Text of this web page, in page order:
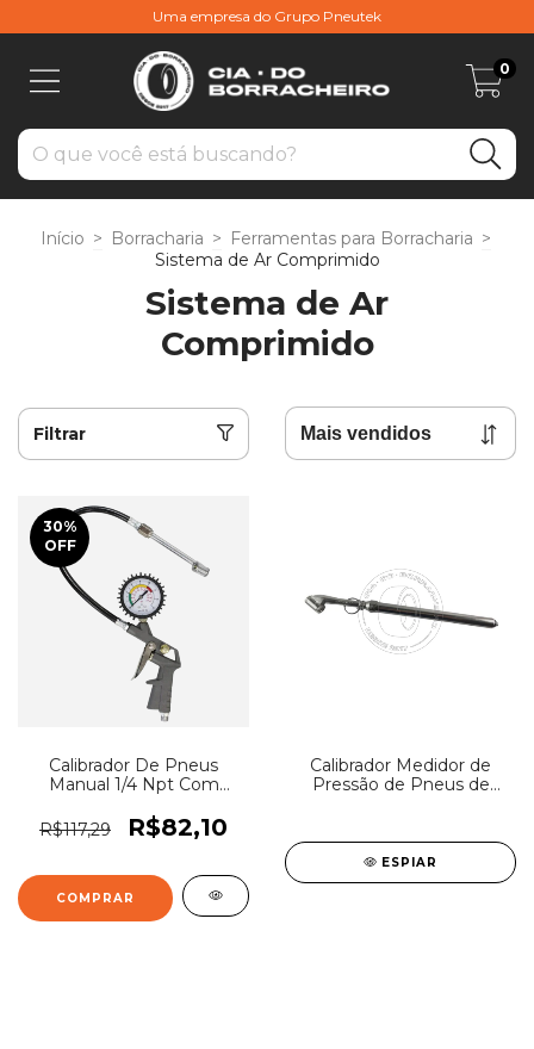
Uma empresa do Grupo Pneutek
0
Início > Borracharia > Ferramentas para Borracharia >
Sistema de Ar Comprimido
Sistema de Ar
Comprimido
Filtrar
30%
OFF
Calibrador De Pneus
Manual 1/4 Npt Com
R$117,29
R$82,10
Calibrador Medidor de
Pressão de Pneus de
ESPIAR